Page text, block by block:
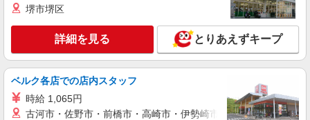
詳細を見る
セントラルスクエア押上駅前店（店舗コード621）
NEW
作業場清掃
堺市堺区
詳細を見る とりあえずキープ
ベルク各店での店内スタッフ
時給 1,065円
古河市・佐野市・前橋市・高崎市・伊勢崎市・太田市・館林市